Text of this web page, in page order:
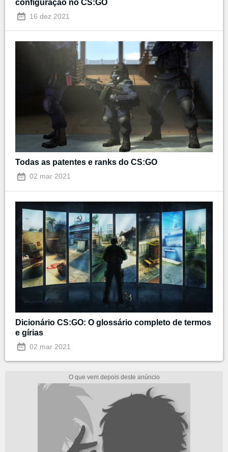
configuração no CS:GO
16 dez 2021
Todas as patentes e ranks do CS:GO
02 mar 2021
Dicionário CS:GO: O glossário completo de termos
e gírias
02 mar 2021